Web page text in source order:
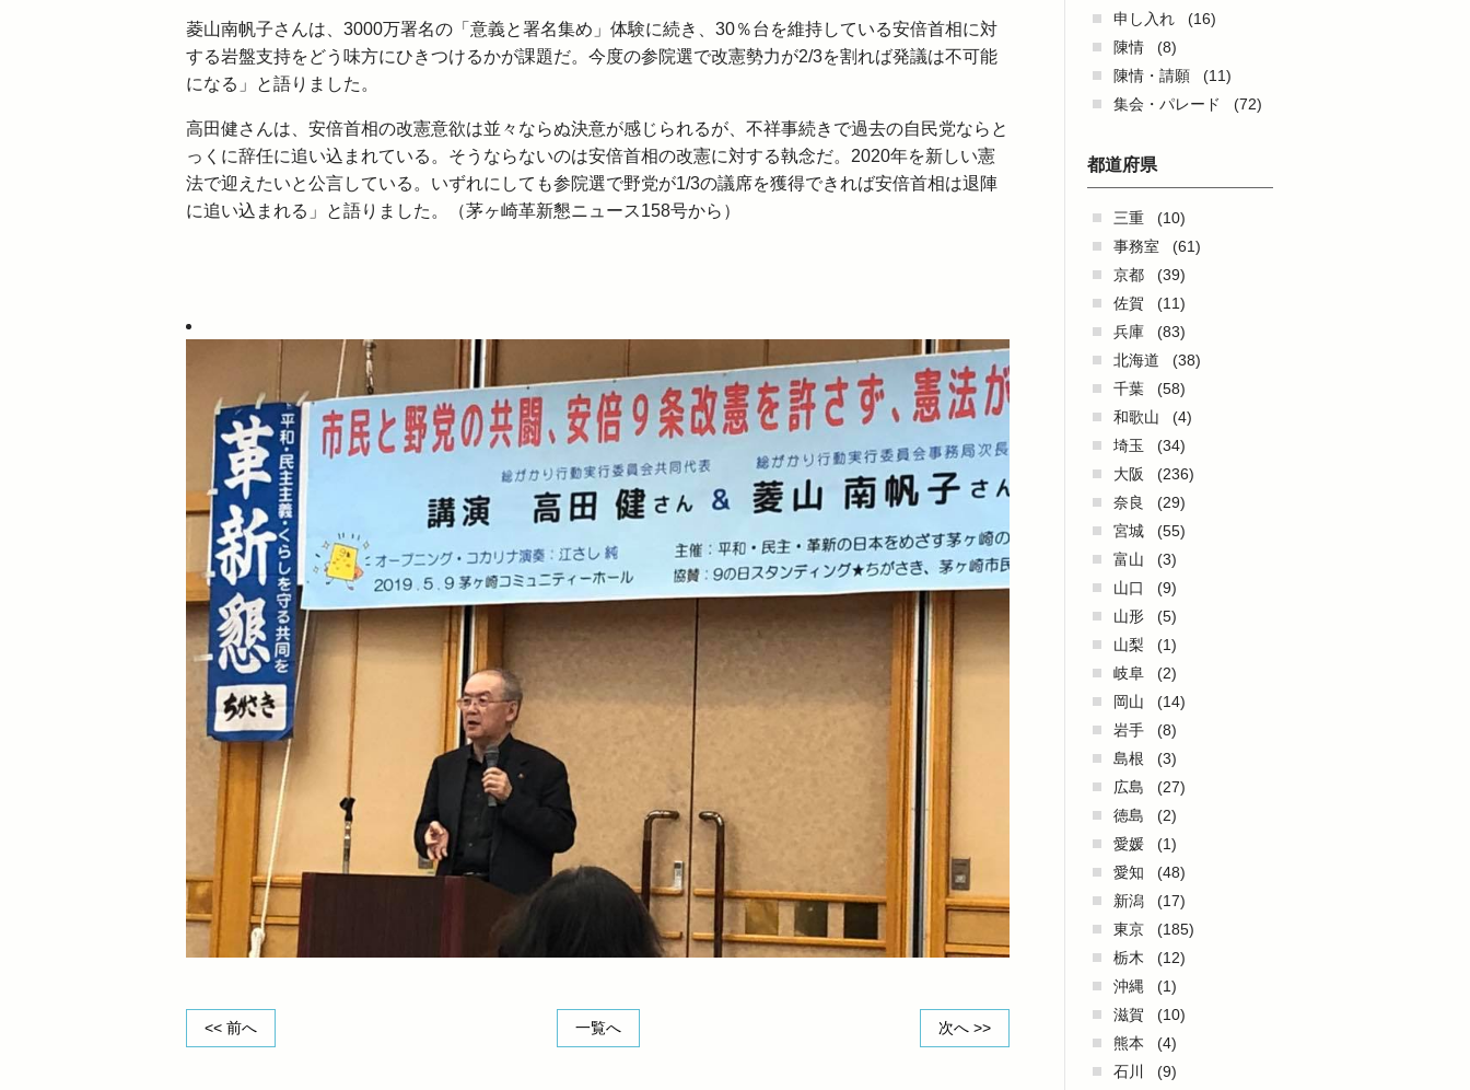
菱山南帆子さんは、3000万署名の「意義と署名集め」体験に続き、30％台を維持している安倍首相に対
する岩盤支持をどう味方にひきつけるかが課題だ。今度の参院選で改憲勢力が2/3を割れば発議は不可能
になる」と語りました。
高田健さんは、安倍首相の改憲意欲は並々ならぬ決意が感じられるが、不祥事続きで過去の自民党ならと
っくに辞任に追い込まれている。そうならないのは安倍首相の改憲に対する執念だ。2020年を新しい憲
法で迎えたいと公言している。いずれにしても参院選で野党が1/3の議席を獲得できれば安倍首相は退陣
に追い込まれる」と語りました。（茅ヶ崎革新懇ニュース158号から）
<< 前へ 一覧へ 次へ >>
申し入れ
(16)
陳情
(8)
陳情・請願
(11)
集会・パレード
(72)
都道府県
三重
(10)
事務室
(61)
京都
(39)
佐賀
(11)
兵庫
(83)
北海道
(38)
千葉
(58)
和歌山
(4)
埼玉
(34)
大阪
(236)
奈良
(29)
宮城
(55)
富山
(3)
山口
(9)
山形
(5)
山梨
(1)
岐阜
(2)
岡山
(14)
岩手
(8)
島根
(3)
広島
(27)
徳島
(2)
愛媛
(1)
愛知
(48)
新潟
(17)
東京
(185)
栃木
(12)
沖縄
(1)
滋賀
(10)
熊本
(4)
石川
(9)